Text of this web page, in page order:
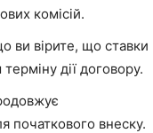
комісій.
ви вірите, що ставки
дії договору.
початкового внеску.